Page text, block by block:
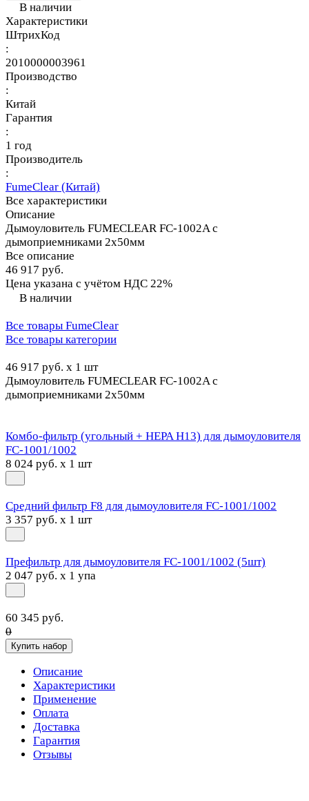
В наличии
Характеристики
ШтрихКод
:
2010000003961
Производство
:
Китай
Гарантия
:
1 год
Производитель
:
FumeClear (Китай)
Все характеристики
Описание
Дымоуловитель FUMECLEAR FC-1002A с
дымоприемниками 2х50мм
Все описание
46 917 руб.
Цена указана с учётом НДС 22%
В наличии
Все товары FumeClear
Все товары категории
46 917 руб. x 1 шт
Дымоуловитель FUMECLEAR FC-1002A с
дымоприемниками 2х50мм
Комбо-фильтр (угольный + HEPA H13) для дымоуловителя
FC-1001/1002
8 024 руб. x 1 шт
Средний фильтр F8 для дымоуловителя FC-1001/1002
3 357 руб. x 1 шт
Префильтр для дымоуловителя FC-1001/1002 (5шт)
2 047 руб. x 1 упа
60 345 руб.
0
Купить набор
Описание
Характеристики
Применение
Оплата
Доставка
Гарантия
Отзывы